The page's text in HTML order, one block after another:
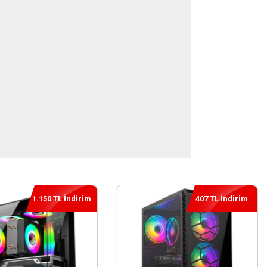
407 TL İndirim 712 TL İndirim